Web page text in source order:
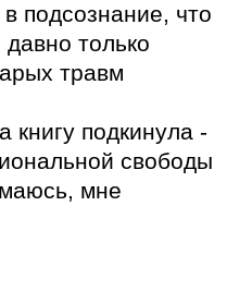
подсознание, что
только
травм
книгу подкинула -
свободы
мне